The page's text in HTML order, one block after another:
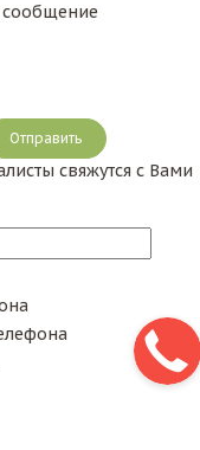
сообщение
Сообщение
свяжутся с Вами